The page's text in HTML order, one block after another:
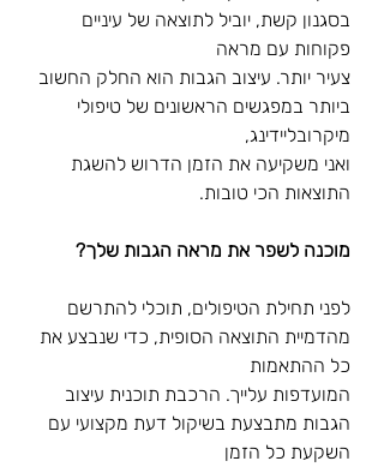
בסגנון קשת, יוביל לתוצאה של עיניים
פקוחות עם מראה
צעיר יותר. עיצוב הגבות הוא החלק החשוב
ביותר במפגשים הראשונים של טיפולי
מיקרובליידינג,
ואני משקיעה את הזמן הדרוש להשגת
התוצאות הכי טובות.
מוכנה לשפר את מראה הגבות שלך?
לפני תחילת הטיפולים, תוכלי להתרשם
מהדמיית התוצאה הסופית, כדי שנבצע את
כל ההתאמות
המועדפות עלייך. הרכבת תוכנית עיצוב
הגבות מתבצעת בשיקול דעת מקצועי עם
השקעת כל הזמן